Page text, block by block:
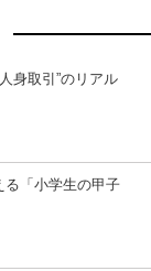
身取引”のリアル
る「小学生の甲子